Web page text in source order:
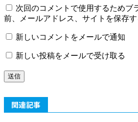
次回のコメントで使用するためブ
前、メールアドレス、サイトを保存す
新しいコメントをメールで通知
新しい投稿をメールで受け取る
関連記事